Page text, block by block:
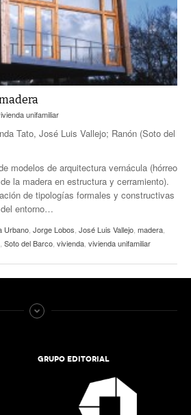
unifamiliar
Tato, José Luis Vallejo; Ranón (Soto del
modelos de arquitectura vernácula (hórreo
la madera en estructura y cerramiento).
de tipologías formales y constructivas
entorno…
Urbano Jorge Lobos José Luis Vallejo madera
Soto del Barco vivienda vivienda unifamiliar
GRUPO EDITORIAL